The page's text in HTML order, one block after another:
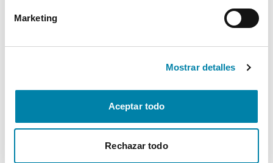
Marketing
Mostrar detalles
Aceptar todo
Rechazar todo